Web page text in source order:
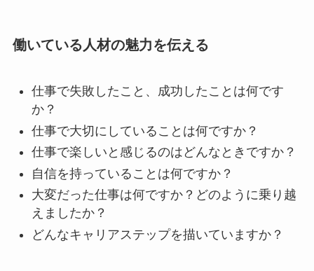
働いている人材の魅力を伝える
仕事で失敗したこと、成功したことは何です
か？
仕事で大切にしていることは何ですか？
仕事で楽しいと感じるのはどんなときですか？
自信を持っていることは何ですか？
大変だった仕事は何ですか？どのように乗り越
えましたか？
どんなキャリアステップを描いていますか？